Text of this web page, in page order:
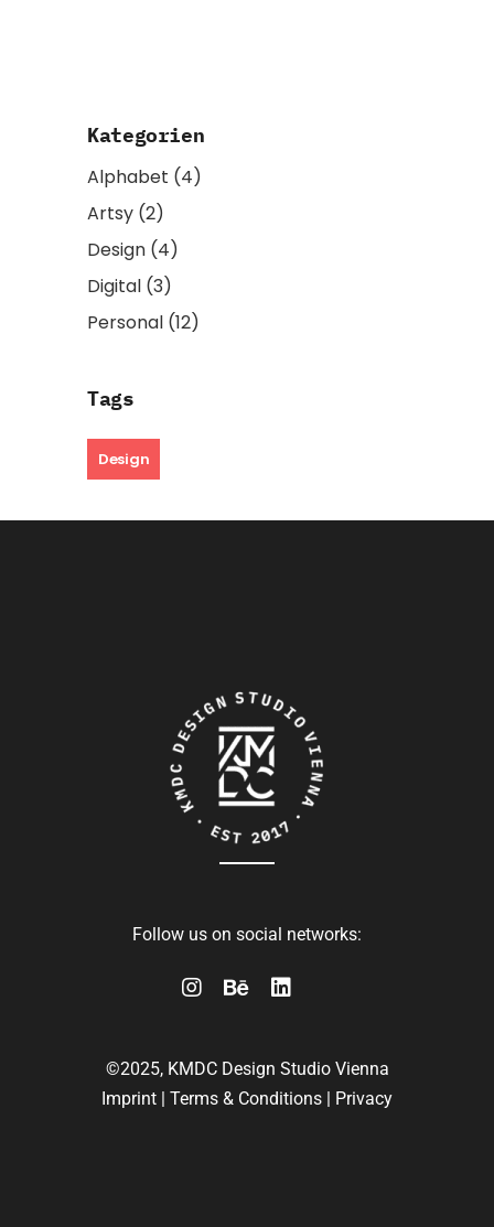
Kategorien
Alphabet (4)
Artsy (2)
Design (4)
Digital (3)
Personal (12)
Tags
Design
Follow us on social networks:
©2025, KMDC Design Studio Vienna
Imprint | Terms & Conditions | Privacy